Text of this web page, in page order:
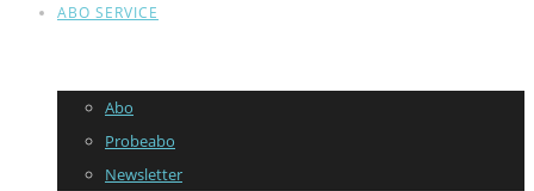
ABO SERVICE
Abo
Probeabo
Newsletter